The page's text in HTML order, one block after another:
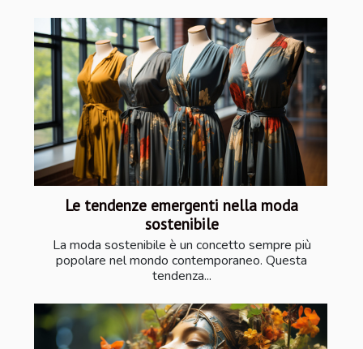
Le tendenze emergenti nella moda
sostenibile
La moda sostenibile è un concetto sempre più
popolare nel mondo contemporaneo. Questa
tendenza...